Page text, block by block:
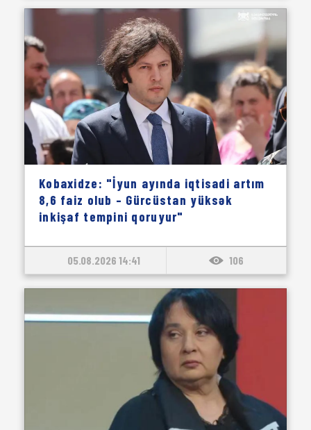
Kobaxidze: "İyun ayında iqtisadi artım
8,6 faiz olub – Gürcüstan yüksək
inkişaf tempini qoruyur"
05.08.2026 14:41 106